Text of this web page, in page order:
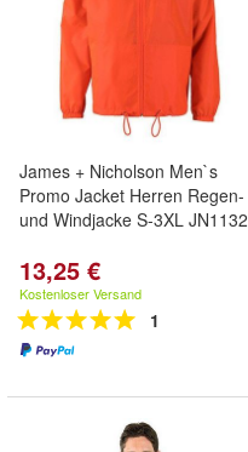
James + Nicholson Men`s
Promo Jacket Herren Regen-
und Windjacke S-3XL JN1132
13,25 €
Kostenloser Versand
1